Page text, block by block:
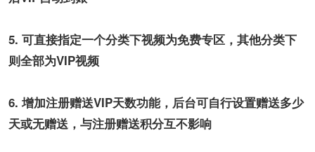
5. 可直接指定一个分类下视频为免费专区，其他分类下
则全部为VIP视频
6. 增加注册赠送VIP天数功能，后台可自行设置赠送多少
天或无赠送，与注册赠送积分互不影响